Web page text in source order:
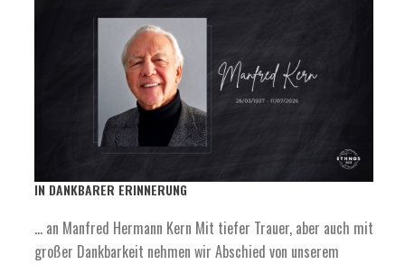
IN DANKBARER ERINNERUNG
… an Manfred Hermann Kern Mit tiefer Trauer, aber auch mit
großer Dankbarkeit nehmen wir Abschied von unserem